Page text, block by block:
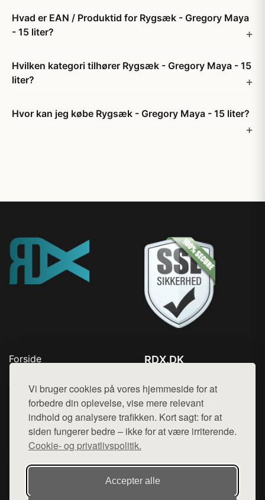
Vi bruger cookies på vores hjemmeside for at
forbedre din oplevelse, vise mere relevant
indhold og analysere trafikken. Kort sagt: for at
siden fungerer bedre – ikke for at være irriterende.
Cookie- og privatlivspolitik.
Accepter alle
Hvad er EAN / Produktid for Rygsæk - Gregory Maya
- 15 liter?
Hvilken kategori tilhører Rygsæk - Gregory Maya - 15
liter?
Hvor kan jeg købe Rygsæk - Gregory Maya - 15 liter?
Forside
Top Rabatter
Blog
Kontakt
RDX.DK
Mail: hej@want.dk
Cookie- og privatlivspolitik
Denne side er en del af want.dk, der udgiver en række
hjemmesider med præsentation af forskellige produkter fra